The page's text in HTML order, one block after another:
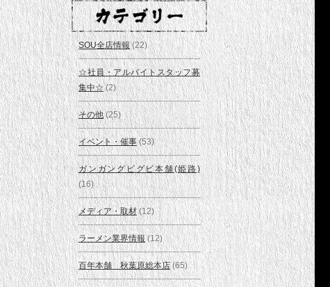
SOU全店情報(22)
☆社員・アルバイトスタッフ募
集中☆(2)
その他(25)
イベント・催事(53)
ガンガングビグビ本舗(姫路)
(16)
メディア・取材(12)
ラーメン業界情報(12)
百年本舗 秋葉原総本店(65)